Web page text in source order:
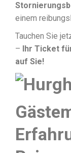
einem
Tauchen Sie
–
Ihr Ticket
auf Sie!